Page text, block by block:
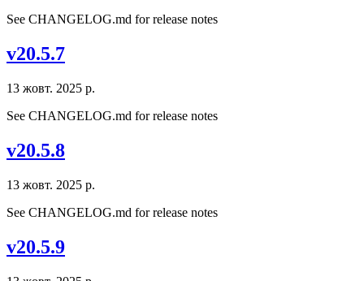
See CHANGELOG.md for release notes
v20.5.7
13 жовт. 2025 р.
See CHANGELOG.md for release notes
v20.5.8
13 жовт. 2025 р.
See CHANGELOG.md for release notes
v20.5.9